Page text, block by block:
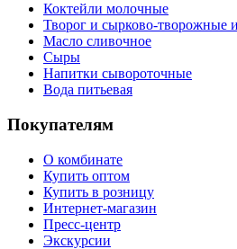
Коктейли молочные
Творог и сырково-творожные
Масло сливочное
Сыры
Напитки сывороточные
Вода питьевая
Покупателям
О комбинате
Купить оптом
Купить в розницу
Интернет-магазин
Пресс-центр
Экскурсии